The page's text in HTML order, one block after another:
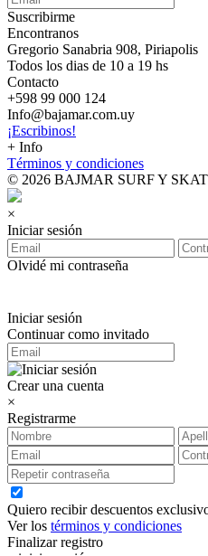
Suscribirme
Encontranos
Gregorio Sanabria 908, Piriapolis
Todos los dias de 10 a 19 hs
Contacto
+598 99 000 124
Info@bajamar.com.uy
¡Escribinos!
+ Info
Términos y condiciones
© 2026 BAJMAR SURF Y
×
Iniciar sesión
Olvidé mi contraseña
Iniciar sesión
Continuar como invitado
Crear una cuenta
×
Registrarme
Quiero recibir descuentos
Ver los términos y condiciones
Finalizar registro